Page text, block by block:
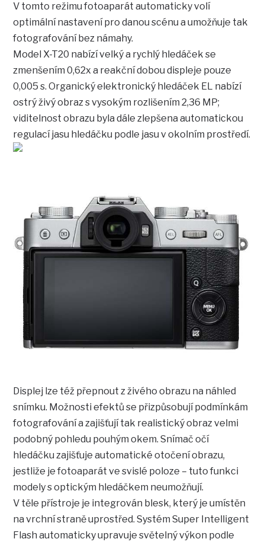
V tomto režimu fotoaparát automaticky volí
optimální nastavení pro danou scénu a umožňuje tak
fotografování bez námahy.
Model X-T20 nabízí velký a rychlý hledáček se
zmenšením 0,62x a reakční dobou displeje pouze
0,005 s. Organický elektronický hledáček EL nabízí
ostrý živý obraz s vysokým rozlišením 2,36 MP;
viditelnost obrazu byla dále zlepšena automatickou
regulací jasu hledáčku podle jasu v okolním prostředí.
Displej lze též přepnout z živého obrazu na náhled
snímku. Možnosti efektů se přizpůsobují podmínkám
fotografování a zajišťují tak realistický obraz velmi
podobný pohledu pouhým okem. Snímač očí
hledáčku zajišťuje automatické otočení obrazu,
jestliže je fotoaparát ve svislé poloze – tuto funkci
modely s optickým hledáčkem neumožňují.
V těle přístroje je integrován blesk, který je umístěn
na vrchní straně uprostřed. Systém Super Intelligent
Flash automaticky upravuje světelný výkon podle